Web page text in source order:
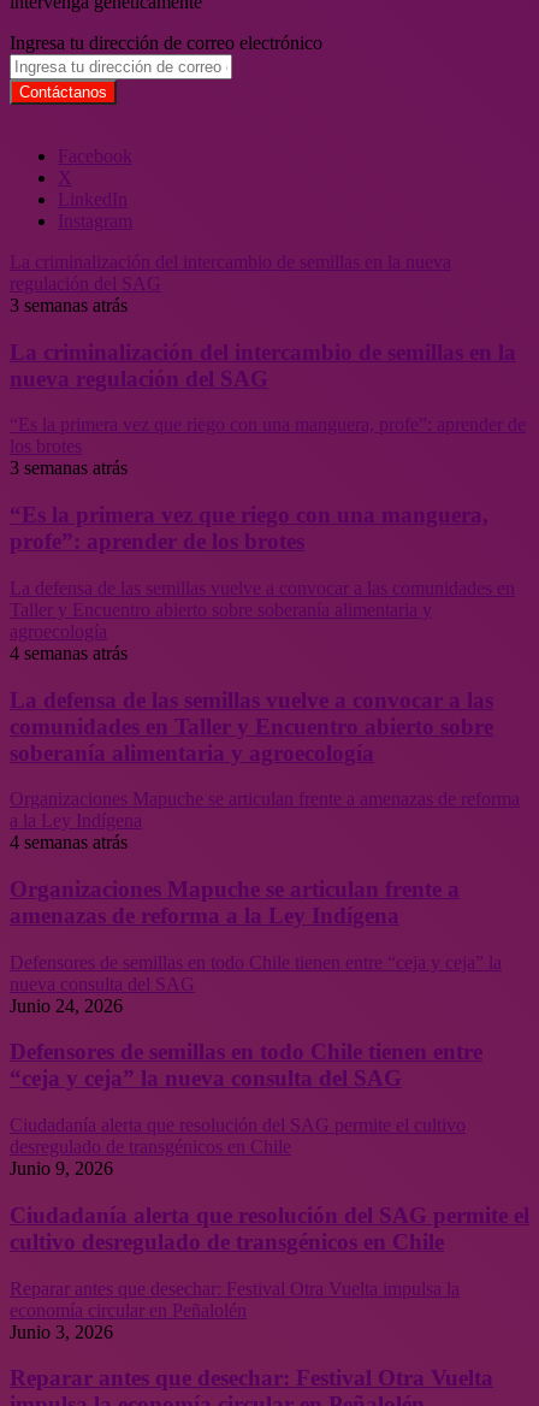
Ingresa tu dirección de correo electrónico
Facebook
X
LinkedIn
Instagram
La criminalización del intercambio de semillas en la nueva
regulación del SAG
3 semanas atrás
La criminalización del intercambio de semillas en la
nueva regulación del SAG
“Es la primera vez que riego con una manguera, profe”: aprender de
los brotes
3 semanas atrás
“Es la primera vez que riego con una manguera,
profe”: aprender de los brotes
La defensa de las semillas vuelve a convocar a las comunidades en
Taller y Encuentro abierto sobre soberanía alimentaria y
agroecología
4 semanas atrás
La defensa de las semillas vuelve a convocar a las
comunidades en Taller y Encuentro abierto sobre
soberanía alimentaria y agroecología
Organizaciones Mapuche se articulan frente a amenazas de reforma
a la Ley Indígena
4 semanas atrás
Organizaciones Mapuche se articulan frente a
amenazas de reforma a la Ley Indígena
Defensores de semillas en todo Chile tienen entre “ceja y ceja” la
nueva consulta del SAG
Junio 24, 2026
Defensores de semillas en todo Chile tienen entre
“ceja y ceja” la nueva consulta del SAG
Ciudadanía alerta que resolución del SAG permite el cultivo
desregulado de transgénicos en Chile
Junio 9, 2026
Ciudadanía alerta que resolución del SAG permite el
cultivo desregulado de transgénicos en Chile
Reparar antes que desechar: Festival Otra Vuelta impulsa la
economía circular en Peñalolén
Junio 3, 2026
Reparar antes que desechar: Festival Otra Vuelta